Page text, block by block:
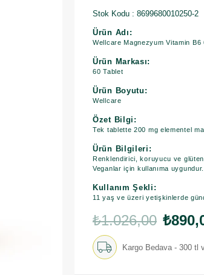
Stok Kodu 8699680010250-2
Ürün Adı:
Wellcare Magnezyum Vitamin B6
Ürün Markası:
60 Tablet
Ürün Boyutu:
Wellcare
Özet Bilgi:
Tek tablette 200 mg elementel
Ürün Bilgileri:
Renklendirici, koruyucu ve glüten
Veganlar için kullanıma uygundur.
Kullanım Şekli:
11 yaş ve üzeri yetişkinlerde
₺1.026,00
Kargo Bedava - 300 tl